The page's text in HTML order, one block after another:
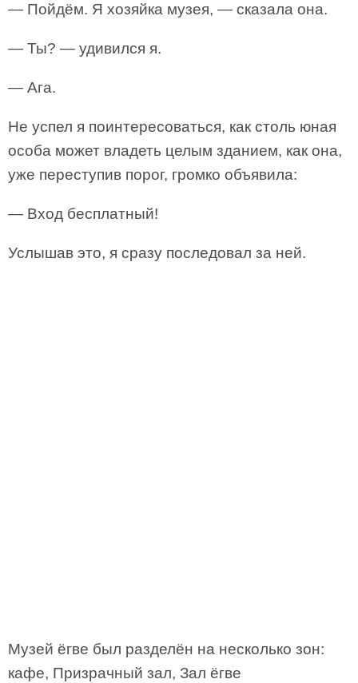
— Пойдём. Я хозяйка музея, — сказала она.
— Ты? — удивился я.
— Ага.
Не успел я поинтересоваться, как столь юная
особа может владеть целым зданием, как она,
уже переступив порог, громко объявила:
— Вход бесплатный!
Услышав это, я сразу последовал за ней.
Музей ёгве был разделён на несколько зон:
кафе, Призрачный зал, Зал ёгве